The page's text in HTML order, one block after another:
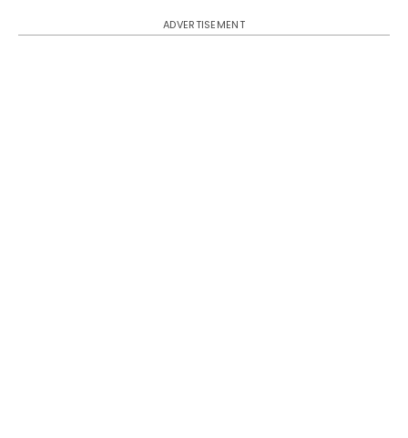
ADVERTISEMENT